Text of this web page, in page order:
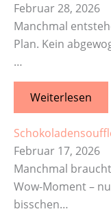
Februar 28, 2026
Manchmal
Plan. Kein
…
Weiterlesen
Februar 17, 2026
Manchmal
Wow-Moment –
bisschen…